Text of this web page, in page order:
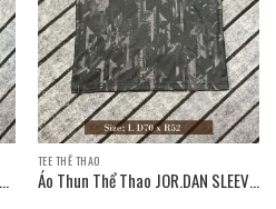
TEE THỂ THAO
Áo Thun Thể Thao JOR.DAN SLEEVE